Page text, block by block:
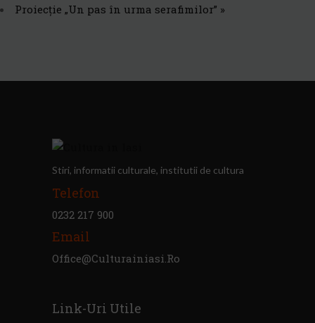
Proiecție „Un pas în urma serafimilor” »
Stiri, informatii culturale, institutii de cultura
Telefon
0232 217 900
Email
Office@culturainiasi.ro
Link-Uri Utile